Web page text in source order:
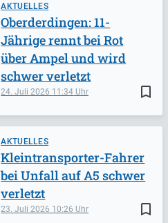
AKTUELLES
bookmark_border
24. Juli 2026 11:34
Oberderdingen: 11-
Jährige rennt bei Rot
über Ampel und wird
schwer verletzt
AKTUELLES
bookmark_border
23. Juli 2026 10:26
Kleintransporter-Fahrer
bei Unfall auf A5 schwer
verletzt